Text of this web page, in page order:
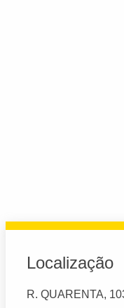
Localização
R. QUARENTA,